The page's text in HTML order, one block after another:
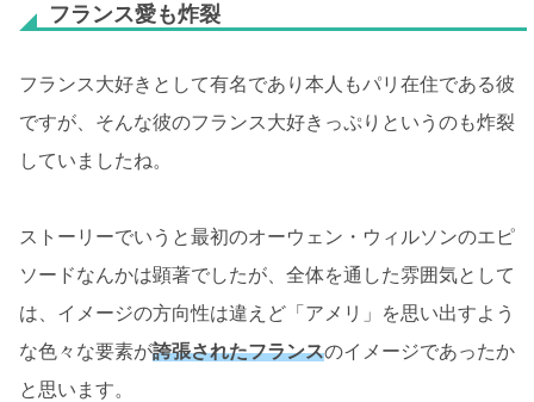
フランス愛も炸裂
フランス大好きとして有名であり本人もパリ在住である彼
ですが、そんな彼のフランス大好きっぷりというのも炸裂
していましたね。
ストーリーでいうと最初のオーウェン・ウィルソンのエピ
ソードなんかは顕著でしたが、全体を通した雰囲気として
は、イメージの方向性は違えど「アメリ」を思い出すよう
な色々な要素が誇張されたフランスのイメージであったか
と思います。